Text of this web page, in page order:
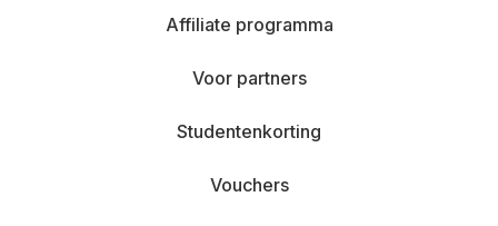
Affiliate programma
Voor partners
Studentenkorting
Vouchers